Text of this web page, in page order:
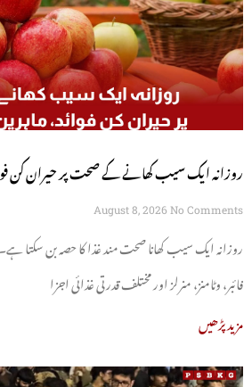
روزانہ ایک سیب کھانے کے صحت پر حیران کن
August 8, 2026 No Comments
روزانہ ایک سیب کھانا صحت مند غذا کا حصہ بن سکتا
فائبر، وٹامنز، منرلز اور مختلف قدرتی غذائی اجزا
مزید پڑھیں